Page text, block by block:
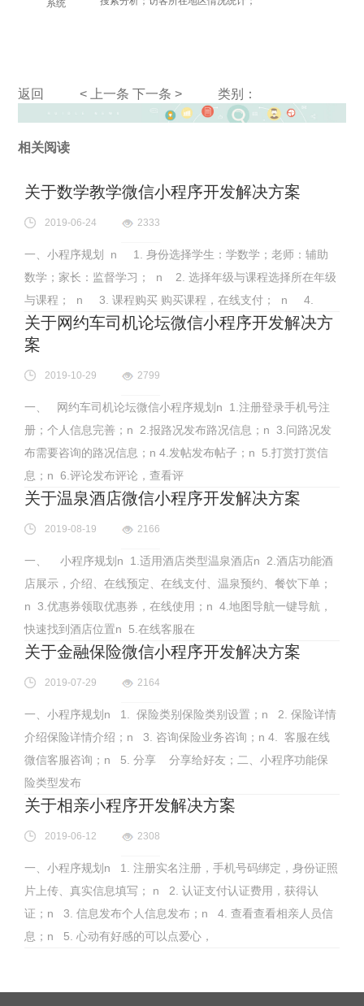
系统
返回 < 上一条 下一条 > 类别：
相关阅读
关于数学教学微信小程序开发解决方案
2019-06-24 2333
一、小程序规划 n 1. 身份选择学生：学数学；老师：辅助
数学；家长：监督学习； n 2. 选择年级与课程选择所在年级
与课程； n 3. 课程购买 购买课程，在线支付； n 4.
关于网约车司机论坛微信小程序开发解决方
案
2019-10-29 2799
一、 网约车司机论坛微信小程序规划n 1.注册登录手机号注
册；个人信息完善；n 2.报路况发布路况信息；n 3.问路况发
布需要咨询的路况信息；n 4.发帖发布帖子；n 5.打赏打赏信
息；n 6.评论发布评论，查看评
关于温泉酒店微信小程序开发解决方案
2019-08-19 2166
一、 小程序规划n 1.适用酒店类型温泉酒店n 2.酒店功能酒
店展示，介绍、在线预定、在线支付、温泉预约、餐饮下单；
n 3.优惠券领取优惠券，在线使用；n 4.地图导航一键导航，
快速找到酒店位置n 5.在线客服在
关于金融保险微信小程序开发解决方案
2019-07-29 2164
一、小程序规划n 1. 保险类别保险类别设置；n 2. 保险详情
介绍保险详情介绍；n 3. 咨询保险业务咨询；n 4. 客服在线
微信客服咨询；n 5. 分享 分享给好友；二、小程序功能保
险类型发布
关于相亲小程序开发解决方案
2019-06-12 2308
一、小程序规划n 1. 注册实名注册，手机号码绑定，身份证照
片上传、真实信息填写； n 2. 认证支付认证费用，获得认
证；n 3. 信息发布个人信息发布；n 4. 查看查看相亲人员信
息；n 5. 心动有好感的可以点爱心，